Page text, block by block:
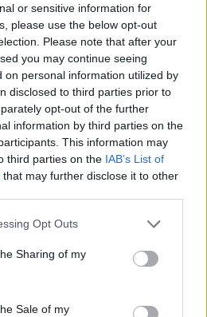
or sensitive information for
please use the below opt-out
Please note that after your
you may continue seeing
on personal information utilized by
disclosed to third parties prior to
opt-out of the further
information by third parties on the
This information may
third parties on the IAB’s List of
that may further disclose it to other
app uses one or more Google
behaviour. You may click to
and its third-party tags to
purposes in below Google
Opt Outs
Sharing of my
Sale of my
Parkettás lakásokban
Images Hungary #8
még kép!